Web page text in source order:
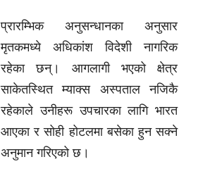
प्रारम्भिक अनुसन्धानका अनुसार
मृतकमध्ये अधिकांश विदेशी नागरिक
रहेका छन्। आगलागी भएको क्षेत्र
साकेतस्थित म्याक्स अस्पताल नजिकै
रहेकाले उनीहरू उपचारका लागि भारत
आएका र सोही होटलमा बसेका हुन सक्ने
अनुमान गरिएको छ।